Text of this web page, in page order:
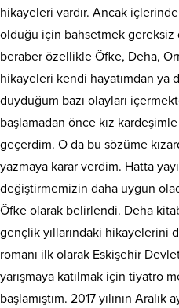
hikayeleri vardır. Ancak
olduğu için bahsetmek
beraber özellikle Öfke, Deha,
hikayeleri kendi hayatımdan ya
duyduğum bazı olayları
başlamadan önce kız
geçerdim. O da bu sözüme
yazmaya karar verdim. Hatta
değiştirmemizin daha uygun
Öfke olarak belirlendi. Deha
gençlik yıllarındaki hikayelerini
romanı ilk olarak Eskişehir
yarışmaya katılmak için tiyatro
başlamıştım. 2017 yılının Aralık